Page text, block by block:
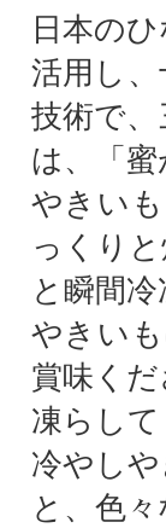
日本の
活用し
技術で
は、「
やきい
っくり
と瞬間冷
やきい
賞味くだ
凍らし
冷やし
と、色